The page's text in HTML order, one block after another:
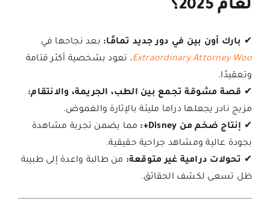
لعام 2025؟
✔ بارك أون بين في دور جديد تمامًا: بعد نجاحها في
Extraordinary Attorney Woo، تعود بشخصية أكثر قتامة
وتعقيدًا.
✔ قصة مشوقة تجمع بين الطب، الجريمة، والانتقام:
مزيج نادر يجعلها دراما مليئة بالإثارة والغموض.
✔ إنتاج ضخم من Disney+:
مما يضمن تجربة مشاهدة
بجودة عالية ومشاهد جراحية حقيقية.
✔ تحولات درامية غير متوقعة: من طالبة واعدة إلى طبيبة
ظل تسعى لكشف الحقائق.